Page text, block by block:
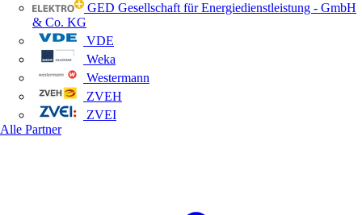
GED Gesellschaft für Energiedienstleistung - GmbH
& Co. KG
VDE
Weka
Westermann
ZVEH
ZVEI
Alle Partner